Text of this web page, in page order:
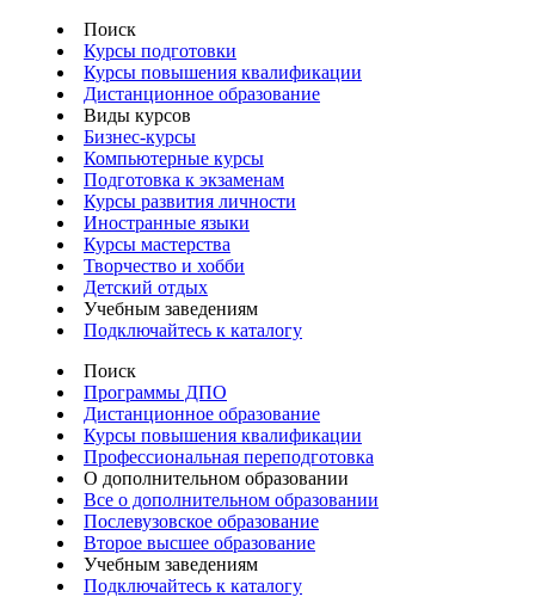
Поиск
Курсы подготовки
Курсы повышения квалификации
Дистанционное образование
Виды курсов
Бизнес-курсы
Компьютерные курсы
Подготовка к экзаменам
Курсы развития личности
Иностранные языки
Курсы мастерства
Творчество и хобби
Детский отдых
Учебным заведениям
Подключайтесь к каталогу
Поиск
Программы ДПО
Дистанционное образование
Курсы повышения квалификации
Профессиональная переподготовка
О дополнительном образовании
Все о дополнительном образовании
Послевузовское образование
Второе высшее образование
Учебным заведениям
Подключайтесь к каталогу